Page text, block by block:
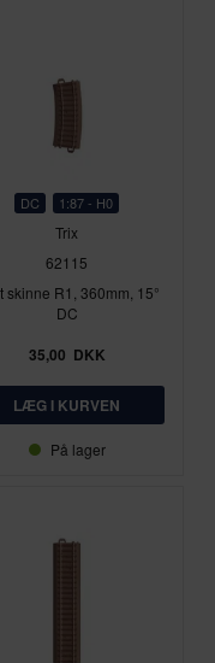
DC 1:87 - H0
Trix
62115
skinne R1, 360mm, 15°
DC
35,00 DKK
På lager